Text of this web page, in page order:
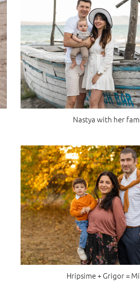
Nastya with her
Hripsime + Grigor =